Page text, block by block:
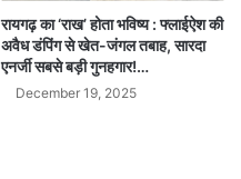
रायगढ़ का ‘राख’ होता भविष्य : फ्लाईऐश की
अवैध डंपिंग से खेत-जंगल तबाह, सारदा
एनर्जी सबसे बड़ी गुनहगार!…
December 19, 2025